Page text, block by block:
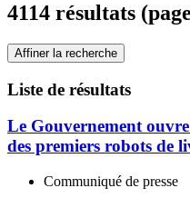
4114 résultats
Affiner la recherche
Liste de résultats
Le Gouvernement
des premiers robots de
Communiqué de presse